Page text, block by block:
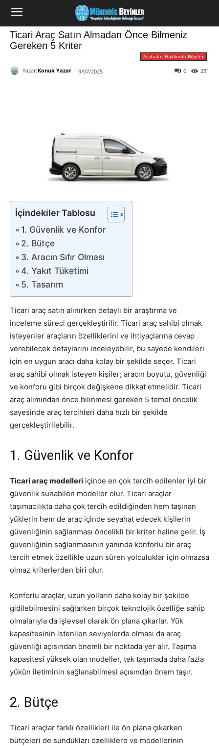
Ticari Araç Satın Almadan Önce Bilmeniz
Gereken 5 Kriter
Arabalar Hakkında Bilgiler
Yazar: Konuk Yazar 19/07/2025 231
0
İçindekiler Tablosu
1. Güvenlik ve Konfor
2. Bütçe
3. Aracın Sıfır Olması
4. Yakıt Tüketimi
5. Tasarım
Ticari araç satın alınırken detaylı bir araştırma ve
inceleme süreci gerçekleştirilir. Ticari araç sahibi olmak
isteyenler araçların özelliklerini ve ihtiyaçlarına cevap
verebilecek detaylarını inceleyebilir, bu sayede kendileri
için en uygun aracı daha kolay bir şekilde seçer. Ticari
araç sahibi olmak isteyen kişiler; aracın boyutu, güvenliği
ve konforu gibi birçok değişkene dikkat etmelidir. Ticari
araç alımından önce bilinmesi gereken 5 temel öncelik
sayesinde araç tercihleri daha hızlı bir şekilde
gerçekleştirilebilir.
1. Güvenlik ve Konfor
Ticari araç modelleri içinde en çok tercih edilenler iyi bir
güvenlik sunabilen modeller olur. Ticari araçlar
taşımacılıkta daha çok tercih edildiğinden hem taşınan
yüklerin hem de araç içinde seyahat edecek kişilerin
güvenliğinin sağlanması öncelikli bir kriter haline gelir. İş
güvenliğinin sağlanmasının yanında konforlu bir araç
tercih etmek özellikle uzun süren yolculuklar için olmazsa
olmaz kriterlerden biri olur.
Konforlu araçlar, uzun yolların daha kolay bir şekilde
gidilebilmesini sağlarken birçok teknolojik özelliğe sahip
olmalarıyla da işlevsel olarak ön plana çıkarlar. Yük
kapasitesinin istenilen seviyelerde olması da araç
güvenliği açısından önemli bir noktada yer alır. Taşıma
kapasitesi yüksek olan modeller, tek taşımada daha fazla
yükün iletiminin sağlanabilmesi açısından önem taşır.
2. Bütçe
Ticari araçlar farklı özellikleri ile ön plana çıkarken
bütçeleri de sundukları özelliklere ve modellerinin